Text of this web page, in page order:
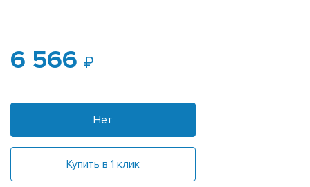
6 566
Нет
Купить в 1 клик